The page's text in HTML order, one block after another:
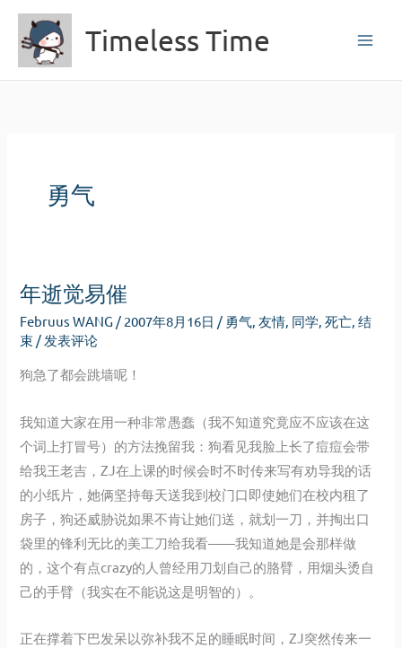
容
Timeless Time
勇气
年逝觉易催
Februus WANG / 2007年8月16日 / 勇气 友情 同学 ,死亡 ,结
束 / 发表评论
狗急了都会跳墙呢！
我知道大家在用一种非常愚蠢（我不知道究竟应不应该在这
个词上打冒号）的方法挽留我：狗看见我脸上长了痘痘会带
给我王老吉，ZJ在上课的时候会时不时传来写有劝导我的话
的小纸片，她俩坚持每天送我到校门口即使她们在校内租了
房子，狗还威胁说如果不肯让她们送，就划一刀，并掏出口
袋里的锋利无比的美工刀给我看——我知道她是会那样做
的，这个有点crazy的人曾经用刀划自己的胳臂，用烟头烫自
己的手臂（我实在不能说这是明智的）。
正在撑着下巴发呆以弥补我不足的睡眠时间，ZJ突然传来一